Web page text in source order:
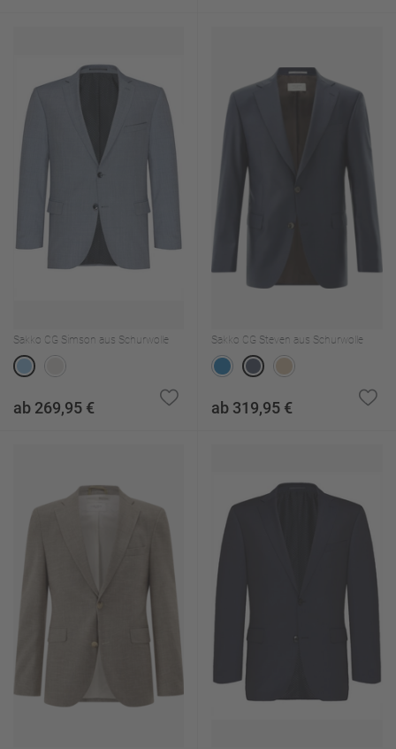
Sakko CG Simson aus Schurwolle
ab 269,95 €
Sakko CG Steven aus Schurwolle
ab 319,95 €